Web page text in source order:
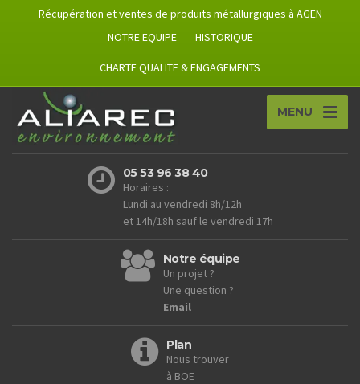
Récupération et ventes de produits métallurgiques à AGEN
NOTRE EQUIPE
HISTORIQUE
CHARTE QUALITE & ENGAGEMENTS
MENU
05 53 96 38 40
Horaires :
Lundi au vendredi 8h/12h
et 14h/18h sauf le vendredi 17h
Notre équipe
Un projet ?
Une question ?
Email
Plan
Nous trouver
à BOE